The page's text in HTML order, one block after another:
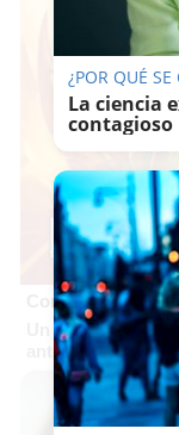
Corepunk
Un verdadero
antes, pero mejor!
¿POR QUÉ
La ciencia
contagioso